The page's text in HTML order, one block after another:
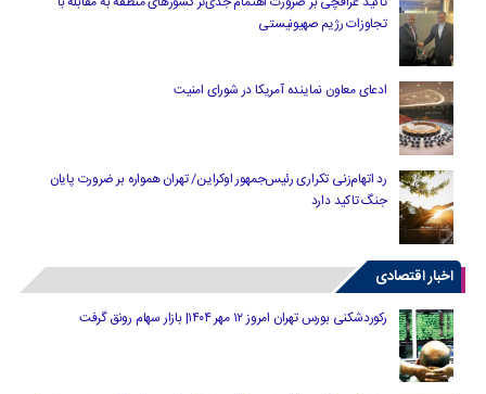
تجاوزات رژیم صهیونیستی
ادعای معاون نماینده آمریکا در شورای امنیت
رد اتهام‌زنی تکراری رئیس‌جمهور اوکراین/ تهران همواره بر ضرورت پایان
جنگ تاکید دارد
اخبار اقتصادی
رکوردشکنی بورس تهران امروز ۱۲ مهر ۱۴۰۴| بازار سهام رونق گرفت